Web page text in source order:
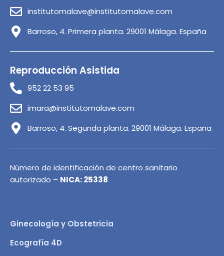
institutomalave@institutomalave.com
Barroso, 4. Primera planta. 29001 Málaga. España
Reproducción Asistida
952 22 53 95
imara@institutomalave.com
Barroso, 4. Segunda planta. 29001 Málaga. España
Número de identificación de centro sanitario
autorizado – NICA: 25338
Ginecología y Obstetricia
Ecografía 4D